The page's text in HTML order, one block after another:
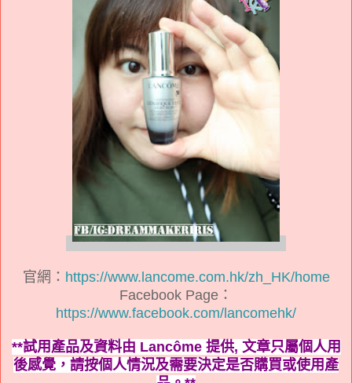
官網： https://www.lancome.com.hk/zh_HK/home
Facebook Page：
https://www.facebook.com/lancomehk/
**試用產品及資料由 Lancôme 提供, 文章只屬個人用
後感覺， 請按個人情況及需要決定是否購買或使用產